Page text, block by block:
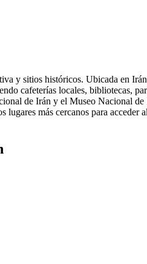
y sitios históricos. Ubicada en
cafeterías locales, bibliotecas,
de Irán y el Museo Nacional
más cercanos para